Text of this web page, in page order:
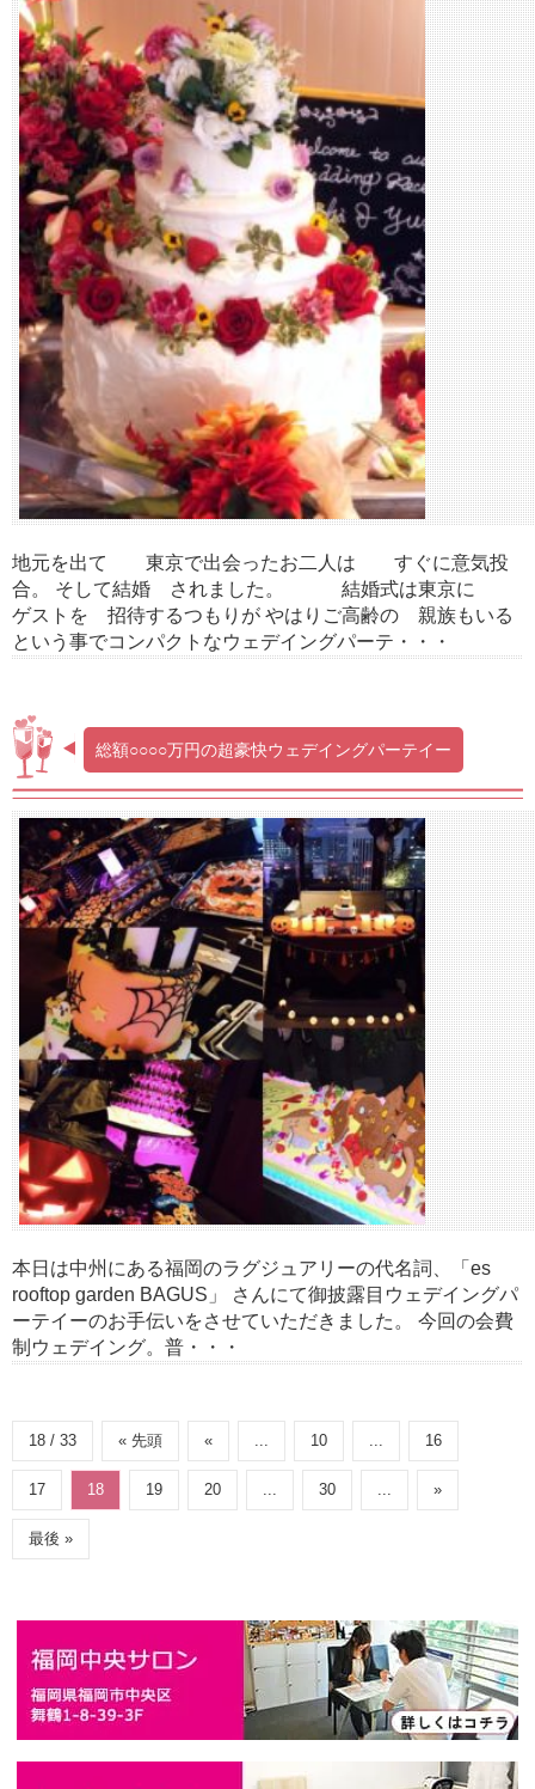
地元を出て 東京で出会ったお二人は すぐに意気投
合。 そして結婚 されました。 結婚式は東京に
ゲストを 招待するつもりが やはりご高齢の 親族もいる
という事でコンパクトなウェデイングパーテ・・・
総額○○○○万円の超豪快ウェデイングパーテイー
本日は中州にある福岡のラグジュアリーの代名詞、「es
rooftop garden BAGUS」 さんにて御披露目ウェデイングパ
ーテイーのお手伝いをさせていただきました。 今回の会費
制ウェデイング。普・・・
18 / 33 « 先頭 « 10 16
17 18 19 20 30 »
最後 »